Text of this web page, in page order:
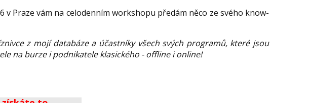
v Praze vám na celodenním workshopu předám něco ze svého know-
z mojí databáze a účastníky všech svých programů, které jsou
na burze i podnikatele klasického - offline i online!